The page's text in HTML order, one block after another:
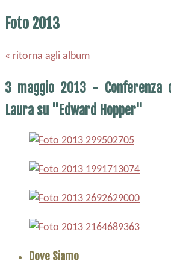
Foto 2013
« ritorna agli album
3 maggio 2013 - Conferenza
Laura su "Edward Hopper"
Dove Siamo